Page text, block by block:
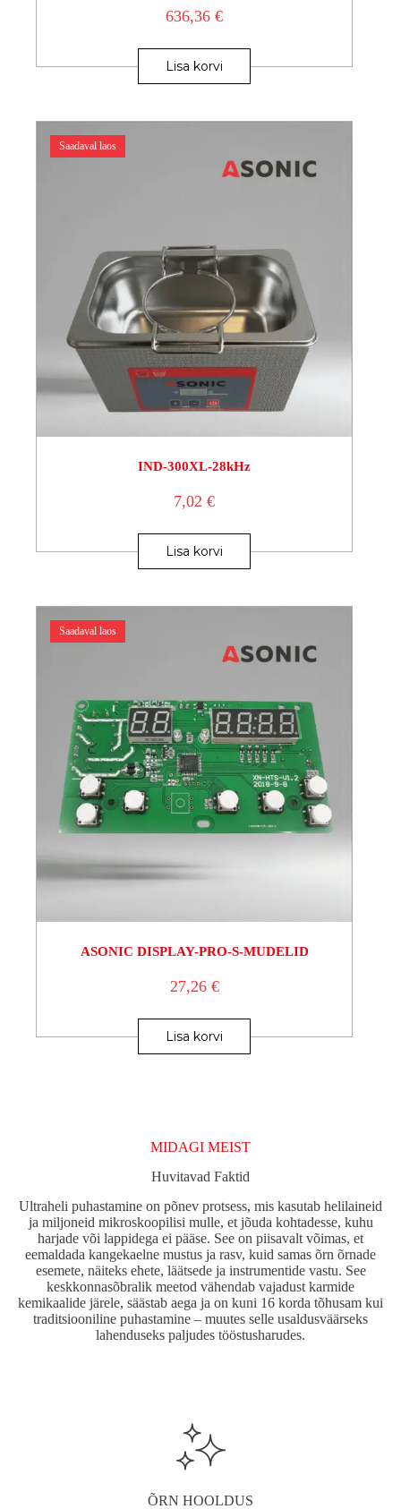
636,36€
Lisa korvi
Saadaval laos
IND-300XL-28kHz
7,02€
Lisa korvi
Saadaval laos
ASONIC DISPLAY-PRO-S-MUDELID
27,26 €
Lisa korvi
MIDAGI MEIST
Huvitavad Faktid
Ultraheli puhastamine on põnev protsess, mis kasutab helilaineid
ja miljoneid mikroskoopilisi mulle, et jõuda kohtadesse, kuhu
harjade või lappidega ei pääse. See on piisavalt võimas, et
eemaldada kangekaelne mustus ja rasv, kuid samas õrn õrnade
esemete, näiteks ehete, läätsede ja instrumentide vastu. See
keskkonnasõbralik meetod vähendab vajadust karmide
kemikaalide järele, säästab aega ja on kuni 16 korda tõhusam kui
traditsiooniline puhastamine – muutes selle usaldusväärseks
lahenduseks paljudes tööstusharudes.
ÕRN HOOLDUS